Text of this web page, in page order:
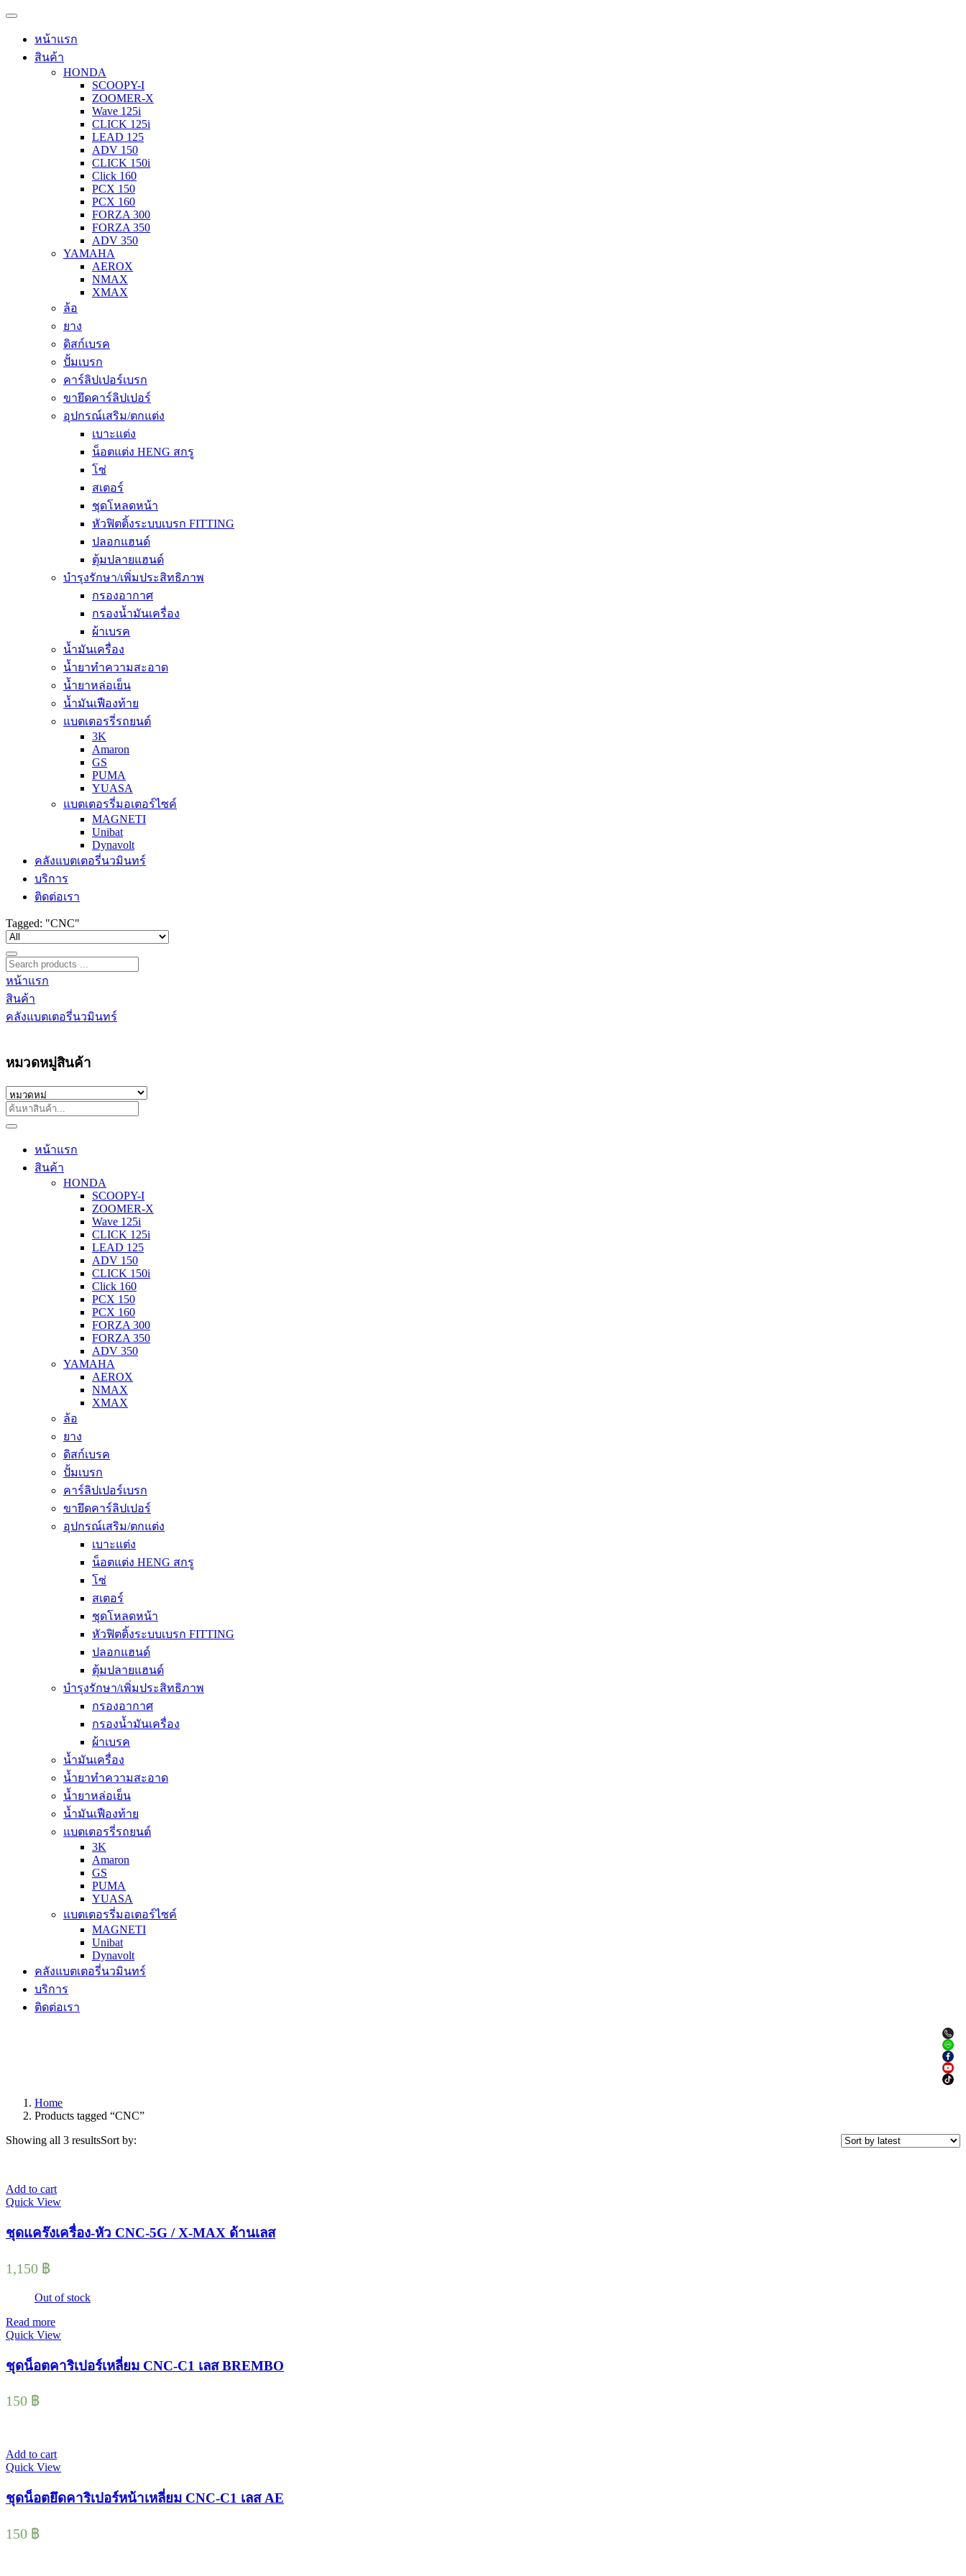
หน้าแรก
สินค้า
HONDA
SCOOPY-I
ZOOMER-X
Wave 125i
CLICK 125i
LEAD 125
ADV 150
CLICK 150i
Click 160
PCX 150
PCX 160
FORZA 300
FORZA 350
ADV 350
YAMAHA
AEROX
NMAX
XMAX
ล้อ
ยาง
ดิสก์เบรค
ปั้มเบรก
คาร์ลิปเปอร์เบรก
ขายึดคาร์ลิปเปอร์
อุปกรณ์เสริม/ตกแต่ง
เบาะแต่ง
น็อตแต่ง HENG สกรู
โซ่
สเตอร์
ชุดโหลดหน้า
หัวฟิตติ้งระบบเบรก FITTING
ปลอกแฮนด์
ตุ้มปลายแฮนด์
บำรุงรักษา/เพิ่มประสิทธิภาพ
กรองอากาศ
กรองน้ำมันเครื่อง
ผ้าเบรค
น้ำมันเครื่อง
น้ำยาทำความสะอาด
น้ำยาหล่อเย็น
น้ำมันเฟืองท้าย
แบตเตอรรี่รถยนต์
3K
Amaron
GS
PUMA
YUASA
แบตเตอรรี่มอเตอร์ไซค์
MAGNETI
Unibat
Dynavolt
คลังแบตเตอรี่นวมินทร์
บริการ
ติดต่อเรา
Tagged: "CNC"
หน้าแรก
สินค้า
คลังแบตเตอรี่นวมินทร์
หมวดหมู่สินค้า
หน้าแรก
สินค้า
HONDA
SCOOPY-I
ZOOMER-X
Wave 125i
CLICK 125i
LEAD 125
ADV 150
CLICK 150i
Click 160
PCX 150
PCX 160
FORZA 300
FORZA 350
ADV 350
YAMAHA
AEROX
NMAX
XMAX
ล้อ
ยาง
ดิสก์เบรค
ปั้มเบรก
คาร์ลิปเปอร์เบรก
ขายึดคาร์ลิปเปอร์
อุปกรณ์เสริม/ตกแต่ง
เบาะแต่ง
น็อตแต่ง HENG สกรู
โซ่
สเตอร์
ชุดโหลดหน้า
หัวฟิตติ้งระบบเบรก FITTING
ปลอกแฮนด์
ตุ้มปลายแฮนด์
บำรุงรักษา/เพิ่มประสิทธิภาพ
กรองอากาศ
กรองน้ำมันเครื่อง
ผ้าเบรค
น้ำมันเครื่อง
น้ำยาทำความสะอาด
น้ำยาหล่อเย็น
น้ำมันเฟืองท้าย
แบตเตอรรี่รถยนต์
3K
Amaron
GS
PUMA
YUASA
แบตเตอรรี่มอเตอร์ไซค์
MAGNETI
Unibat
Dynavolt
คลังแบตเตอรี่นวมินทร์
บริการ
ติดต่อเรา
Home
Products tagged “CNC”
Showing all 3 resultsSort by:
Add to cart
Quick View
ชุดแคร๊งเครื่อง-หัว CNC-5G / X-MAX ด้านเลส
1,150 ฿
Out of stock
Read more
Quick View
ชุดน็อตคาริเปอร์เหลี่ยม CNC-C1 เลส BREMBO
150 ฿
Add to cart
Quick View
ชุดน็อตยึดคาริเปอร์หน้าเหลี่ยม CNC-C1 เลส AE
150 ฿